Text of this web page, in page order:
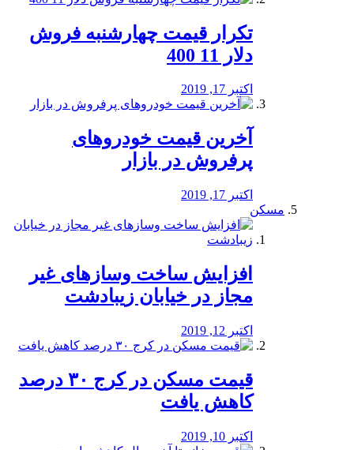
تکرار قیمت چهارشنبه فروش
دلار 11 400
اکتبر 17, 2019
آخرین قیمت خودرو‌های
پرفروش در بازار
اکتبر 17, 2019
مسکن
افزایش ساخت وسازهای غیر
مجاز در خیابان زیبادشت
اکتبر 12, 2019
️قیمت مسکن در کرج ۳۰ درصد
کاهش یافت
اکتبر 10, 2019